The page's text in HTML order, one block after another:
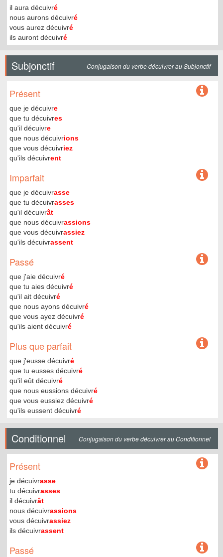
il aura décuivré
nous aurons décuivré
vous aurez décuivré
ils auront décuivré
Subjonctif Conjugaison du verbe décuivrer au Subjonctif
Présent
que je décuivre
que tu décuivres
qu'il décuivre
que nous décuivrions
que vous décuivriez
qu'ils décuivrent
Imparfait
que je décuivrasse
que tu décuivrasses
qu'il décuivrât
que nous décuivrassions
que vous décuivrassiez
qu'ils décuivrassent
Passé
que j'aie décuivré
que tu aies décuivré
qu'il ait décuivré
que nous ayons décuivré
que vous ayez décuivré
qu'ils aient décuivré
Plus que parfait
que j'eusse décuivré
que tu eusses décuivré
qu'il eût décuivré
que nous eussions décuivré
que vous eussiez décuivré
qu'ils eussent décuivré
Conditionnel Conjugaison du verbe décuivrer au Conditionnel
Présent
je décuivrasse
tu décuivrasses
il décuivrât
nous décuivrassions
vous décuivrassiez
ils décuivrassent
Passé